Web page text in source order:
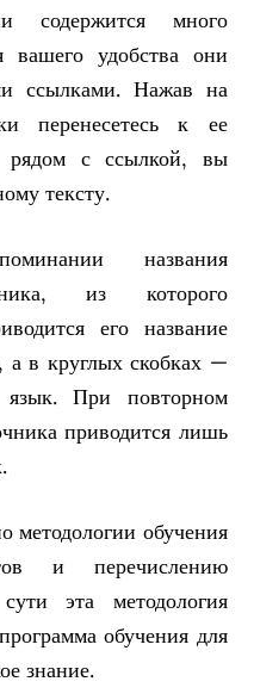
содержится много
вашего удобства они
ссылками. Нажав на
перенесетесь к ее
с ссылкой, вы
тексту.
названия
из которого
его название
а в круглых скобках —
При повторном
приводится лишь
методологии обучения
и перечислению
эта методология
обучения для
знание.